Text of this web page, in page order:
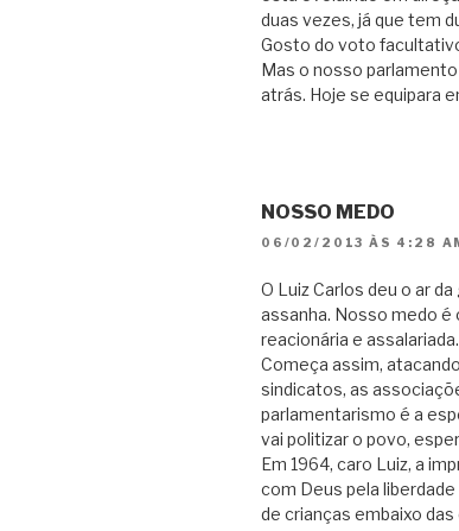
duas vezes, já que tem
Gosto do voto
Mas o nosso
atrás. Hoje se equipara
NOSSO MEDO
06/02/2013 ÀS 4:28
O Luiz Carlos deu o ar
assanha. Nosso medo
reacionária e
Começa assim,
sindicatos, as
parlamentarismo é a
vai politizar o povo,
Em 1964, caro Luiz, a
com Deus pela
de crianças embaixo